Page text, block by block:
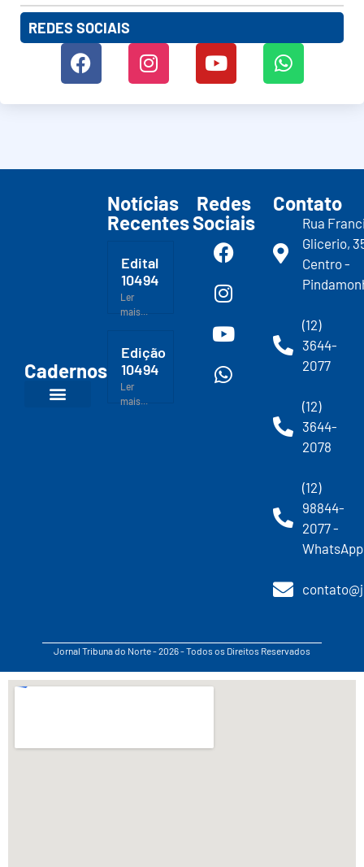
REDES SOCIAIS
Cadernos
Notícias
Recentes
Edital
10494
Ler
mais...
Edição
10494
Ler
mais...
Redes
Sociais
Contato
Rua
Glicerio,
Centro -
(12)
3644-
2077
(12)
3644-
2078
(12)
98844-
2077 -
WhatsApp
Jornal Tribuna do Norte - 2026 - Todos os Direitos Reservados